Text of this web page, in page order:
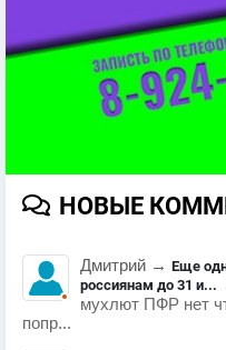
НОВЫЕ
Дмитрий → Еще
россиянам до 31 и...
мухлют ПФР нет
попр...